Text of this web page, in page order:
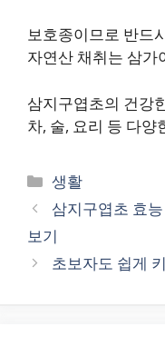
보호종이므로 반드
자연산 채취는 삼가
삼지구엽초의 건강
차, 술, 요리 등 다
카
테
고
리
생활
삼지구엽초 효
보기
초보자도 쉽게